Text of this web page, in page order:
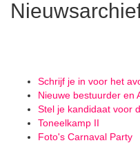
Schrijf je in voor het
Nieuwe bestuurder en
Stel je kandidaat voor
Toneelkamp II
Foto's Carnaval Party